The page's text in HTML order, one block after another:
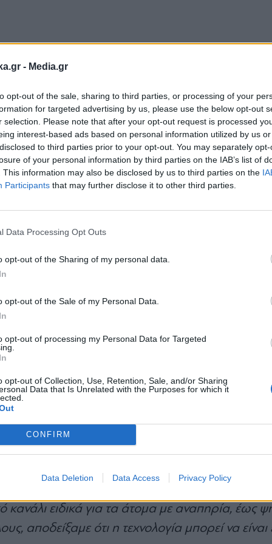
- Media.gr
opt-out of the sale, sharing to third parties, or processing of your
for targeted advertising by us, please use the below opt-out
selection. Please note that after your opt-out request is processed
interest-based ads based on personal information utilized by us
to third parties prior to your opt-out. You may separately
of your personal information by third parties on the IAB’s list of
This information may also be disclosed by us to third parties on the
Participants that may further disclose it to other third parties.
Data Processing Opt Outs
opt-out of the Sharing of my personal data.
opt-out of the Sale of my Personal Data.
opt-out of processing my Personal Data for Targeted
opt-out of Collection, Use, Retention, Sale, and/or Sharing
Data that Is Unrelated with the Purposes for which it
CONFIRM
Data Deletion Data Access Privacy Policy
στην εισαγωγική μου τοποθέτηση σε σχέση
πορεία θα καταλάβετε γιατί.
γίνω δεκαοχτώ χρονών, οι εφημερίδες είχαν
που είχε εφευρεθεί πέντε αιώνες
μας. Μέσα σε τέσσερις
είναι η τεχνολογία στην υπηρεσία του
Είναι αν το κράτος μπορεί να
αποτελεσματικότητα, αλλά και ανθρωπιά.
ευθύνη να συμβάλω στα πρώτα βήματα αυτής
στην Ευρωπαϊκή Ένωση που κινήθηκε
χρονοδιαγράμματα.
και θέσαμε τις βάσεις για το ψηφιακό
με επίκεντρο τον άνθρωπο: τις πρώτες
για όλους.
ειδικά για τα άτομα με αναπηρία, έως
αποδείξαμε ότι η τεχνολογία μπορεί να είναι
newsletter
Αποδέχομαι τουςόρους χρήσης